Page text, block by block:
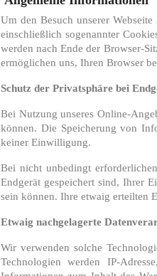
Um den Besuch unserer
einschließlich sogenannter
werden nach Ende der Browser-
ermöglichen uns, Ihren Browser
Schutz der Privatsphäre bei
Bei Nutzung unseres Online-
können. Die Speicherung von
keiner Einwilligung.
Bei nicht unbedingt
Endgerät gespeichert sind, Ihrer
sein können. Ihre etwaig erteilten
Etwaig nachgelagerte
Wir verwenden solche
Technologien werden IP-